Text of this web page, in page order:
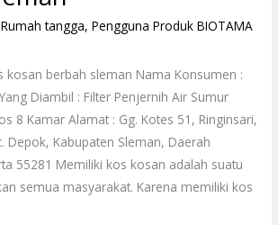
tangga,Pengguna Produk BIOTAMA
kosan berbah sleman Nama Konsumen :
Diambil : Filter Penjernih Air Sumur
8 Kamar Alamat : Gg. Kotes 51, Ringinsari,
Depok, Kabupaten Sleman, Daerah
55281 Memiliki kos kosan adalah suatu
semua masyarakat. Karena memiliki kos